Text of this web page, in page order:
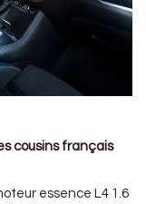
cousins français
essence L4 1.6